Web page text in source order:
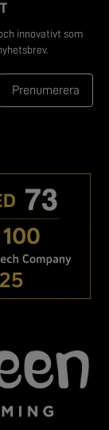
innovativt som
Prenumerera